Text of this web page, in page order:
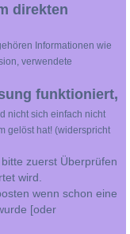
direkten
Informationen wie
verwendete
funktioniert,
nicht sich einfach nicht
gelöst hat! (widerspricht
zuerst Überprüfen
wird.
wenn schon eine
[oder